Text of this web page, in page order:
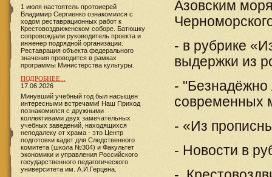
Азовским
- в рубрике
выдержки из
- "Безнадёжно
современных
- «Из
- Новости в
1 июля настоятель протоиерей
Владимир Сергиенко ознакомился с
ходом реставрационных работ к
Крестовоздвиженском соборе. Батюшку
сопровождали руководитель проекта и
инженер подрядной организации.
Реставрация объекта федерального
значения проводится в рамках
программы Министерства культуры.
ПОДРОБНЕЕ...
17.06.2026
​​​​​​Минувший учебный год был насыщен
интересными встречами! Наш Приход
познакомился с дружными
коллективами двух замечательных
учебных заведений, находящихся
неподалеку от храма - это Центр
подготовки кадет для Следственного
комитета (школа №304) и Факультет
экономики и управления Российского
государственного педагогического
университета им. А.И.Герцена.